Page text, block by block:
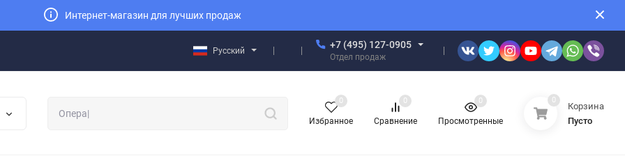
Интернет-магазин для лучших продаж
Русский
+7 (495) 127-0905
Отдел продаж
Избранное
0
Сравнение
0
Просмотренные
0 0
Корзина
Пусто